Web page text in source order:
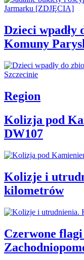
Dzieci
Komuny
Region
Kolizja pod
DW107
Kolizje i
kilometrów
Czerwone